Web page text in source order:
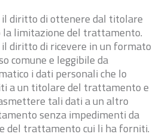
il diritto di ottenere dal titolare
limitazione del trattamento.
il diritto di ricevere in un formato
comune e leggibile da
i dati personali che lo
a un titolare del trattamento e
tali dati a un altro
senza impedimenti da
del trattamento cui li ha forniti.